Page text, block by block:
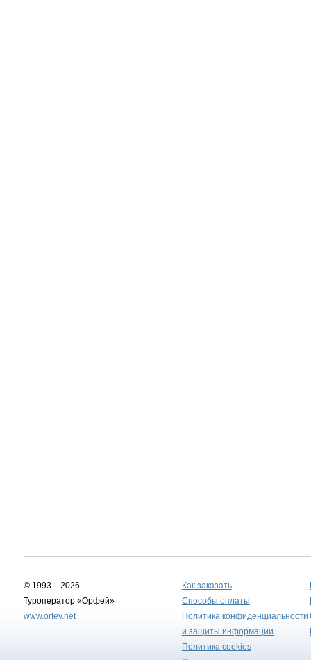
© 1993 – 2026
Туроператор «Орфей»
www.orfey.net
Как заказать
Способы оплаты
Политика конфиденциальности
и защиты информации
Политика cookies